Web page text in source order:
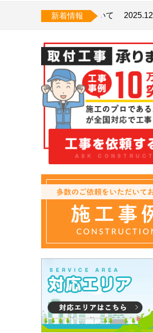
新着情報
期間中の営業について 2025.12.26